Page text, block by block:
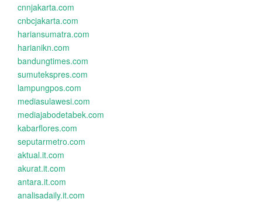
cnnjakarta.com
cnbcjakarta.com
hariansumatra.com
harianikn.com
bandungtimes.com
sumutekspres.com
lampungpos.com
mediasulawesi.com
mediajabodetabek.com
kabarflores.com
seputarmetro.com
aktual.it.com
akurat.it.com
antara.it.com
analisadaily.it.com